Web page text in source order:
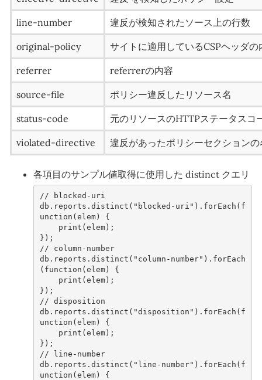
line-number 違反が検知されたソース上の行数
original-policy サイトに適用しているCSPヘッダの
referrer referrerの内容
source-file ポリシー違反したリソース名
status-code 元のリソースのHTTPステータスコ
violated-directive 違反があったポリシーセクションの
各項目のサンプル値取得に使用した distinct クエリ
// blocked-uri
db . reports . distinct ( "blocked-uri" ). forEach ( f
unction ( elem)
{
print ( elem);
});
// column-number
db . reports . distinct ( "column-number" ). forEach
( function ( elem)
{
print ( elem);
});
// disposition
db . reports . distinct ( "disposition" ). forEach ( f
unction ( elem)
{
print ( elem);
});
// line-number
db . reports . distinct ( "line-number" ). forEach ( f
unction ( elem)
{